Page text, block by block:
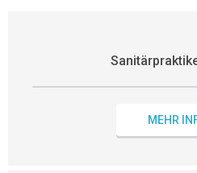
MEHR